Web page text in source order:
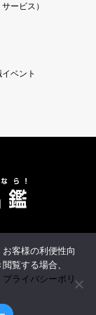
ービス）
ベント
スポンサー募集
サイト
客様の利便性向
覧する場合、
プライバシーポリ